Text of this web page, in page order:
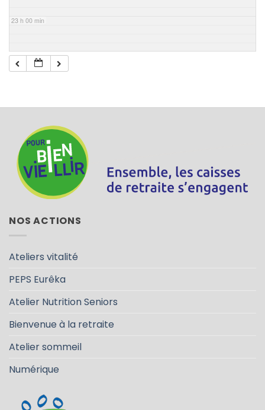
23 h 00 min
NOS ACTIONS
Ateliers vitalité
PEPS Eurêka
Atelier Nutrition Seniors
Bienvenue à la retraite
Atelier sommeil
Numérique